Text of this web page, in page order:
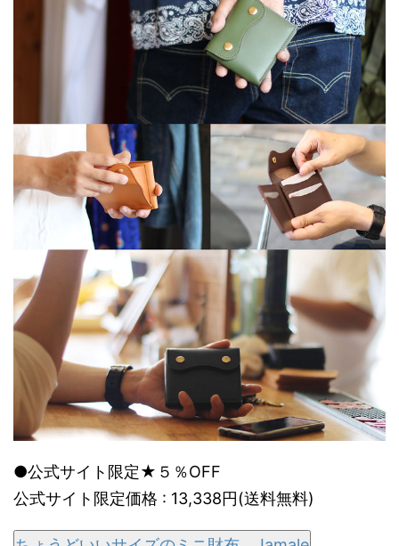
●公式サイト限定★５％OFF
公式サイト限定価格 : 13,338円(送料無料)